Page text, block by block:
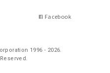
Facebook
1996 - 2026.